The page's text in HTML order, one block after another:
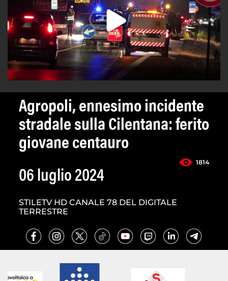
Agropoli, ennesimo incidente
stradale sulla Cilentana: ferito
giovane centauro
1814
06 luglio 2024
STILETV HD CANALE 78 DEL DIGITALE
TERRESTRE